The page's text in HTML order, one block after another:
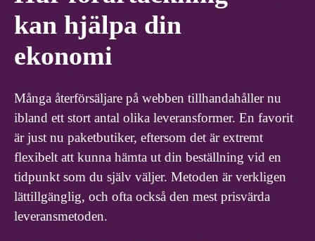
kan hjälpa din
ekonomi
Många återförsäljare på webben tillhandahåller nu
ibland ett stort antal olika leveransformer. En favorit
är just nu paketbutiker, eftersom det är extremt
flexibelt att kunna hämta ut din beställning vid en
tidpunkt som du själv väljer. Metoden är verkligen
lättillgänglig, och ofta också den mest prisvärda
leveransmetoden.